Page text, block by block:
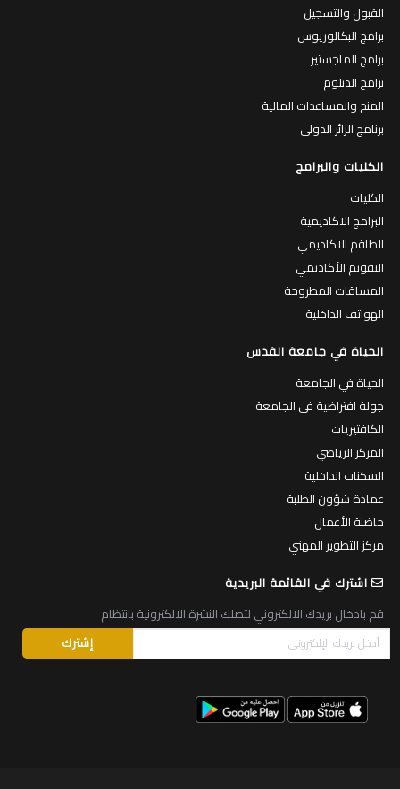
القبول والتسجيل
برامج البكالوريوس
برامج الماجستير
برامج الدبلوم
المنح والمساعدات المالية
برنامج الزائر الدولي
الكليات والبرامج
الكليات
البرامج الاكاديمية
الطاقم الاكاديمي
التقويم الأكاديمي
المساقات المطروحة
الهواتف الداخلية
الحياة في جامعة القدس
الحياة في الجامعة
جولة افتراضية في الجامعة
الكافتيريات
المركز الرياضي
السكنات الداخلية
عمادة شؤون الطلبة
حاضنة الأعمال
مركز التطوير المهني
اشترك في القائمة البريدية
قم بادخال بريدك الالكتروني لتصلك النشرة الالكترونية بانتظام